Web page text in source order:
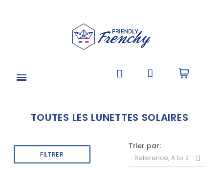
TOUTES LES LUNETTES SOLAIRES
FILTRER
Trier par: